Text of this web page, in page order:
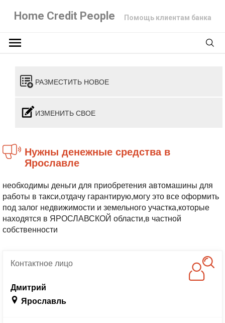
Home Credit People Помощь клиентам банка
РАЗМЕСТИТЬ НОВОЕ
ИЗМЕНИТЬ СВОЕ
нужны денежные средства в
Ярославле
необходимы деньги для приобретения автомашины для
работы в такси,отдачу гарантирую,могу это все оформить
под залог недвижимости и земельного участка,которые
находятся в ЯРОСЛАВСКОЙ области,в частной
собственности
Контактноелицо
Дмитрий
Ярославль